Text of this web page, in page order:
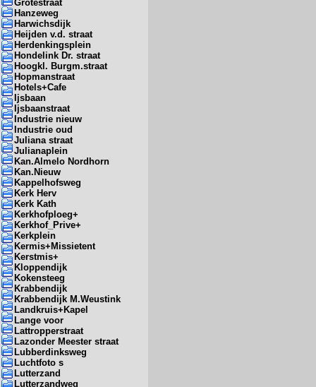
Grotestraat
Hanzeweg
Harwichsdijk
Heijden v.d. straat
Herdenkingsplein
Hondelink Dr. straat
Hoogkl. Burgm.straat
Hopmanstraat
Hotels+Cafe
Ijsbaan
Ijsbaanstraat
Industrie nieuw
Industrie oud
Juliana straat
Julianaplein
Kan.Almelo Nordhorn
Kan.Nieuw
Kappelhofsweg
Kerk Herv
Kerk Kath
Kerkhofploeg+
Kerkhof_Prive+
Kerkplein
Kermis+Missietent
Kerstmis+
Kloppendijk
Kokensteeg
Krabbendijk
Krabbendijk M.Weustink
Landkruis+Kapel
Lange voor
Lattropperstraat
Lazonder Meester straat
Lubberdinksweg
Luchtfoto s
Lutterzand
Lutterzandweg